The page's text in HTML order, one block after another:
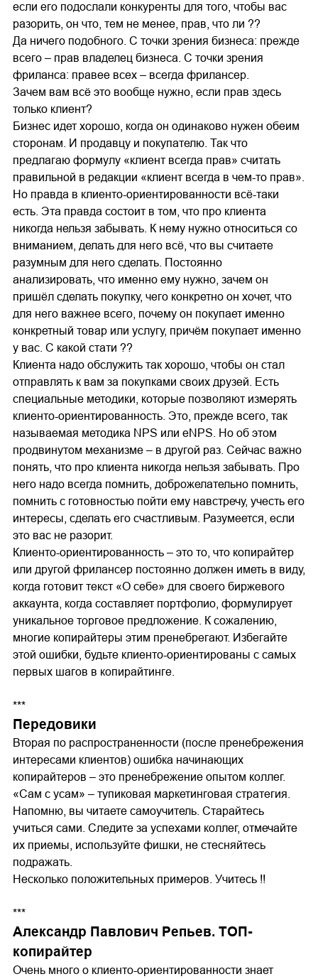
если его подослали конкуренты для того, чтобы вас
разорить, он что, тем не менее, прав, что ли ??
Да ничего подобного. С точки зрения бизнеса: прежде
всего – прав владелец бизнеса. С точки зрения
фриланса: правее всех – всегда фрилансер.
Зачем вам всё это вообще нужно, если прав здесь
только клиент?
Бизнес идет хорошо, когда он одинаково нужен обеим
сторонам. И продавцу и покупателю. Так что
предлагаю формулу «клиент всегда прав» считать
правильной в редакции «клиент всегда в чем-то прав».
Но правда в клиенто-ориентированности всё-таки
есть. Эта правда состоит в том, что про клиента
никогда нельзя забывать. К нему нужно относиться со
вниманием, делать для него всё, что вы считаете
разумным для него сделать. Постоянно
анализировать, что именно ему нужно, зачем он
пришёл сделать покупку, чего конкретно он хочет, что
для него важнее всего, почему он покупает именно
конкретный товар или услугу, причём покупает именно
у вас. С какой стати ??
Клиента надо обслужить так хорошо, чтобы он стал
отправлять к вам за покупками своих друзей. Есть
специальные методики, которые позволяют измерять
клиенто-ориентированность. Это, прежде всего, так
называемая методика NPS или eNPS. Но об этом
продвинутом механизме – в другой раз. Сейчас важно
понять, что про клиента никогда нельзя забывать. Про
него надо всегда помнить, доброжелательно помнить,
помнить с готовностью пойти ему навстречу, учесть его
интересы, сделать его счастливым. Разумеется, если
это вас не разорит.
Клиенто-ориентированность – это то, что копирайтер
или другой фрилансер постоянно должен иметь в виду,
когда готовит текст «О себе» для своего биржевого
аккаунта, когда составляет портфолио, формулирует
уникальное торговое предложение. К сожалению,
многие копирайтеры этим пренебрегают. Избегайте
этой ошибки, будьте клиенто-ориентированы с самых
первых шагов в копирайтинге.
***
Передовики
Вторая по распространенности (после пренебрежения
интересами клиентов) ошибка начинающих
копирайтеров – это пренебрежение опытом коллег.
«Сам с усам» – тупиковая маркетинговая стратегия.
Напомню, вы читаете самоучитель. Старайтесь
учиться сами. Следите за успехами коллег, отмечайте
их приемы, используйте фишки, не стесняйтесь
подражать.
Несколько положительных примеров. Учитесь !!
***
Александр Павлович Репьев. ТОП-
копирайтер
Очень много о клиенто-ориентированности знает